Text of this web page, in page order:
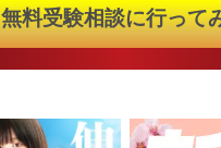
無料受験相談に行って